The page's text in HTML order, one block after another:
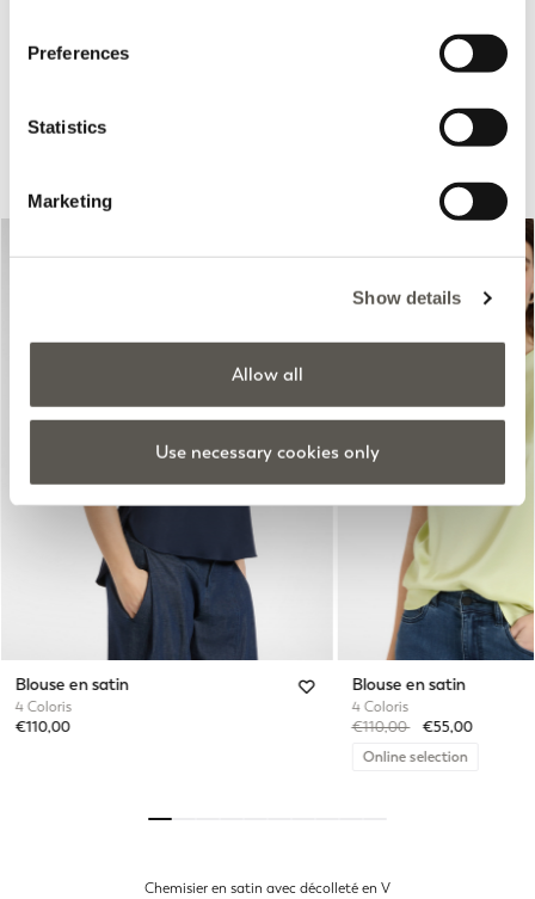
Preferences
Statistics
Marketing
Show details
Allow all
Use necessary cookies only
Blouse en satin
4 Coloris
€110,00
Blouse en satin
4 Coloris
Price reduced from
€110,00to€55,00
Online selection
Next
Chemisier en satin avec décolleté en V